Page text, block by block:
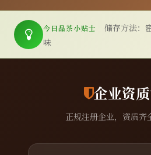
今日品茶小贴士
储存方法：
味
企业资
正规注册企业，资质齐